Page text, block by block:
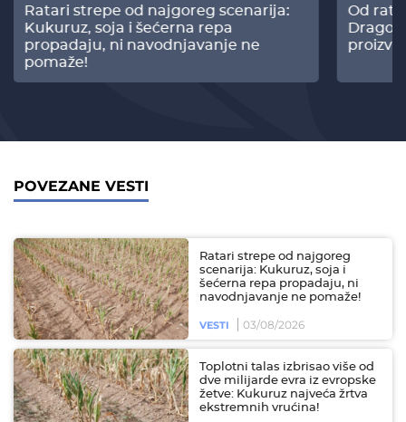
Ratari strepe od najgoreg scenarija:
Kukuruz, soja i šećerna repa
propadaju, ni navodnjavanje ne
pomaže!
Od
POVEZANE VESTI
Ratari strepe od najgoreg
scenarija: Kukuruz, soja i
šećerna repa propadaju, ni
navodnjavanje ne pomaže!
VESTI 03/08/2026
Toplotni talas izbrisao više od
dve milijarde evra iz evropske
žetve: Kukuruz najveća žrtva
ekstremnih vrućina!